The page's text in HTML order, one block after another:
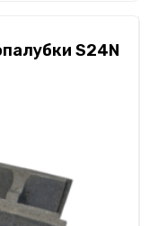
S24N